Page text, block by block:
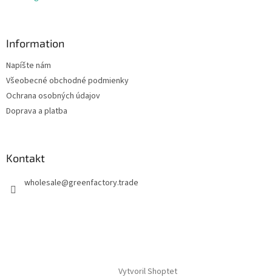
Information
Napíšte nám
Všeobecné obchodné podmienky
Ochrana osobných údajov
Doprava a platba
Kontakt
wholesale@greenfactory.trade
Vytvoril Shoptet